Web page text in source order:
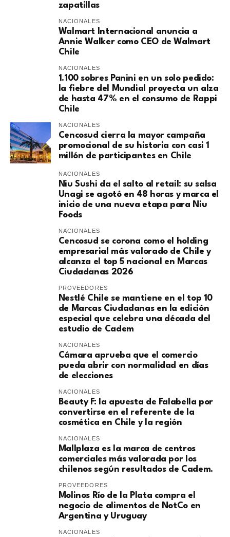
zapatillas
NACIONALES
Walmart Internacional anuncia a
Annie Walker como CEO de Walmart
Chile
NACIONALES
1.100 sobres Panini en un solo pedido:
la fiebre del Mundial proyecta un alza
de hasta 47% en el consumo de Rappi
Chile
NACIONALES
Cencosud cierra la mayor campaña
promocional de su historia con casi 1
millón de participantes en Chile
NACIONALES
Niu Sushi da el salto al retail: su salsa
Unagi se agotó en 48 horas y marca el
inicio de una nueva etapa para Niu
Foods
NACIONALES
Cencosud se corona como el holding
empresarial más valorado de Chile y
alcanza el top 5 nacional en Marcas
Ciudadanas 2026
PROVEEDORES
Nestlé Chile se mantiene en el top 10
de Marcas Ciudadanas en la edición
especial que celebra una década del
estudio de Cadem
NACIONALES
Cámara aprueba que el comercio
pueda abrir con normalidad en días
de elecciones
NACIONALES
Beauty F: la apuesta de Falabella por
convertirse en el referente de la
cosmética en Chile y la región
NACIONALES
Mallplaza es la marca de centros
comerciales más valorada por los
chilenos según resultados de Cadem.
PROVEEDORES
Molinos Río de la Plata compra el
negocio de alimentos de NotCo en
Argentina y Uruguay
NACIONALES